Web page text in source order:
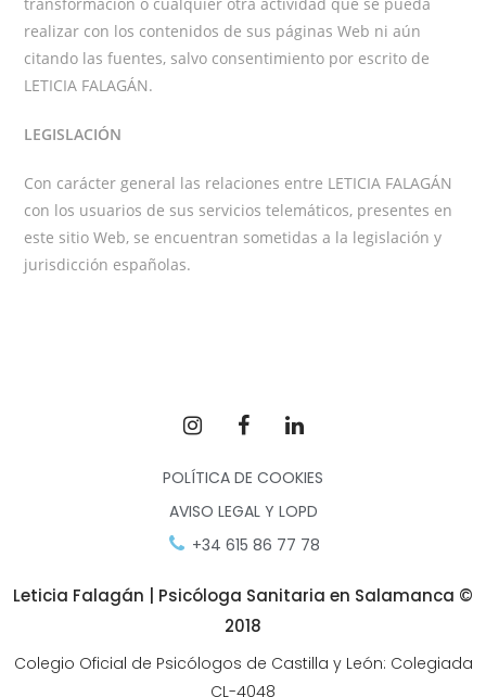
realizar con los contenidos de sus páginas Web ni aún
citando las fuentes, salvo consentimiento por escrito de
LETICIA FALAGÁN.
LEGISLACIÓN
Con carácter general las relaciones entre LETICIA FALAGÁN
con los usuarios de sus servicios telemáticos, presentes en
este sitio Web, se encuentran sometidas a la legislación y
jurisdicción españolas.
POLÍTICA DE COOKIES
AVISO LEGAL Y LOPD
+34 615 86 77 78
Leticia Falagán | Psicóloga Sanitaria en Salamanca ©
2018
Colegio Oficial de Psicólogos de Castilla y León: Colegiada
CL-4048